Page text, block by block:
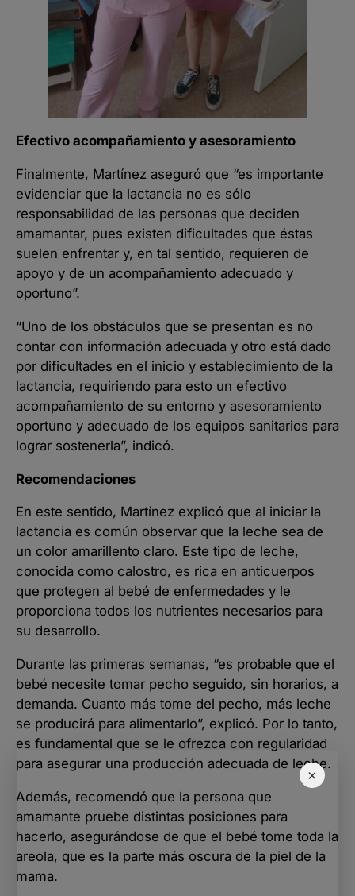
×
Efectivo acompañamiento y asesoramiento
Finalmente, Martínez aseguró que “es importante
evidenciar que la lactancia no es sólo
responsabilidad de las personas que deciden
amamantar, pues existen dificultades que éstas
suelen enfrentar y, en tal sentido, requieren de
apoyo y de un acompañamiento adecuado y
oportuno”.
“Uno de los obstáculos que se presentan es no
contar con información adecuada y otro está dado
por dificultades en el inicio y establecimiento de la
lactancia, requiriendo para esto un efectivo
acompañamiento de su entorno y asesoramiento
oportuno y adecuado de los equipos sanitarios para
lograr sostenerla”, indicó.
Recomendaciones
En este sentido, Martínez explicó que al iniciar la
lactancia es común observar que la leche sea de
un color amarillento claro. Este tipo de leche,
conocida como calostro, es rica en anticuerpos
que protegen al bebé de enfermedades y le
proporciona todos los nutrientes necesarios para
su desarrollo.
Durante las primeras semanas, “es probable que el
bebé necesite tomar pecho seguido, sin horarios, a
demanda. Cuanto más tome del pecho, más leche
se producirá para alimentarlo”, explicó. Por lo tanto,
es fundamental que se le ofrezca con regularidad
para asegurar una producción adecuada de leche.
Además, recomendó que la persona que
amamante pruebe distintas posiciones para
hacerlo, asegurándose de que el bebé tome toda la
areola, que es la parte más oscura de la piel de la
mama.